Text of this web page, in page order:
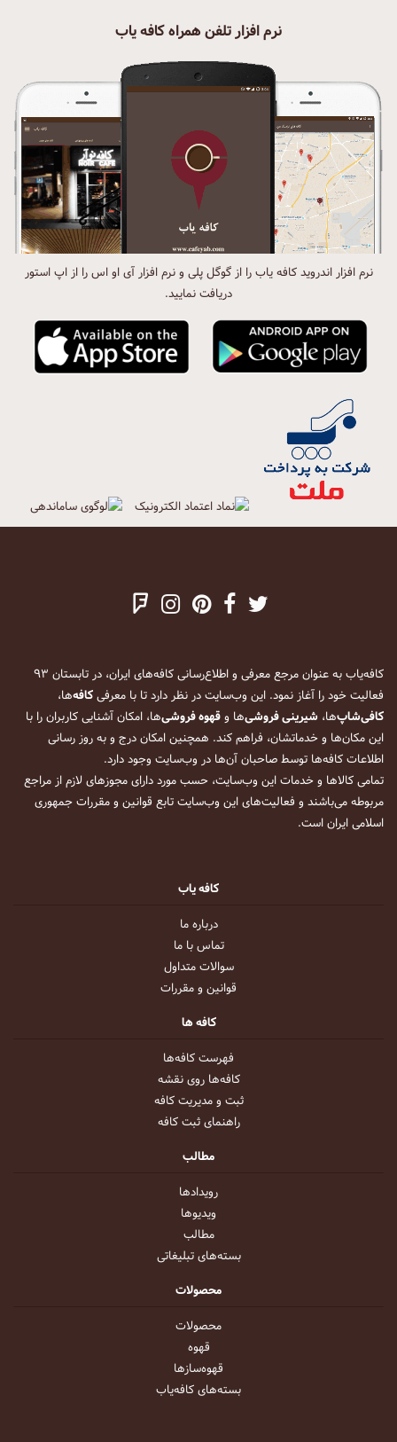
نرم افزار تلفن همراه کافه یاب
نرم افزار اندروید کافه یاب را از گوگل پلی و نرم افزار آی او اس را از اپ استور
دریافت نمایید.
کافه‌یاب به عنوان مرجع معرفی و اطلاع‌رسانی کافه‌های ایران، در تابستان ۹۳
فعالیت خود را آغاز نمود. این وب‌سایت در نظر دارد تا با معرفیکافه‌ها،
کافی‌شاپ‌ها، شیرینی فروشی‌ها وقهوه فروشی‌ها، امکان آشنایی کاربران را با
این مکان‌ها و خدماتشان، فراهم کند. همچنین امکان درج و به روز رسانی
اطلاعات کافه‌ها توسط صاحبان آن‌ها در وب‌سایت وجود دارد.
تمامی کالاها و خدمات این وب‌سایت، حسب مورد دارای مجوزهای لازم از مراجع
مربوطه می‌باشند و فعالیت‌های این وب‌سایت تابع قوانین و مقررات جمهوری
اسلامی ایران است.
کافه یاب
درباره ما
تماس با ما
سوالات متداول
قوانین و مقررات
کافه ها
فهرست کافه‌ها
کافه‌ها روی نقشه
ثبت و مدیریت کافه
راهنمای ثبت کافه
مطالب
رویداد‌ها
ویدیو‌ها
مطالب
بسته‌های تبلیغاتی
محصولات
محصولات
قهوه
قهوه‌ساز‌ها
بسته‌های کافه‌یاب